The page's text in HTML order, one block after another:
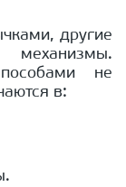
другие
не
в: